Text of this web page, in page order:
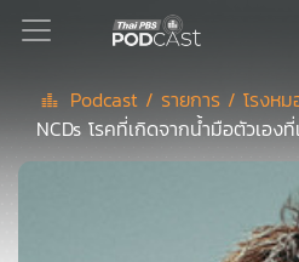
Podcast
Podcast / รายการ /โรงห
NCDs โรคที่เกิดจากน้ำมือตัวเอง